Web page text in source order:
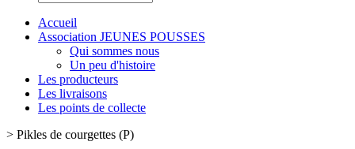
Accueil
Association JEUNES POUSSES
Qui sommes nous
Un peu d'histoire
Les producteurs
Les livraisons
Les points de collecte
> Pikles de courgettes (P)